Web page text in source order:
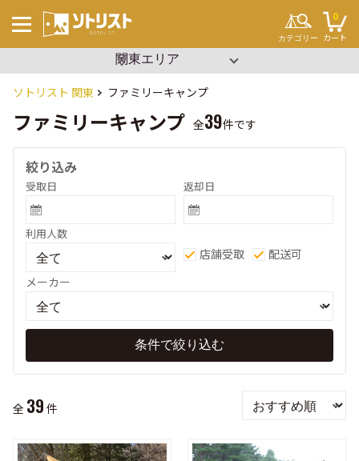
カテゴリー
0
カート
ソトリスト 関東 ファミリーキャンプ
ファミリーキャンプ 全39件です
絞り込み
受取日 返却日
利用人数
店舗受取
配送可
メーカー
全 39 件
▼ エリアを選択
キーワードから探す
#ソロキャンプ
#ファミリーキャンプ
#ワンポール
#パップテント
#タープ
#寝袋
#コット
#ビーチパーティー
#イベント
チェア・テーブル
調理用品
寝袋・マット
ランタン
クーラーボックス